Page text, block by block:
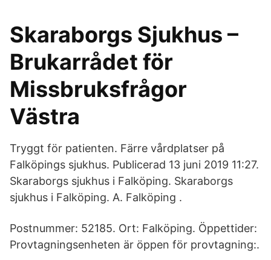
Skaraborgs Sjukhus –
Brukarrådet för
Missbruksfrågor
Västra
Tryggt för patienten. Färre vårdplatser på
Falköpings sjukhus. Publicerad 13 juni 2019 11:27.
Skaraborgs sjukhus i Falköping. Skaraborgs
sjukhus i Falköping. A. Falköping .
Postnummer: 52185. Ort: Falköping. Öppettider:
Provtagningsenheten är öppen för provtagning:.